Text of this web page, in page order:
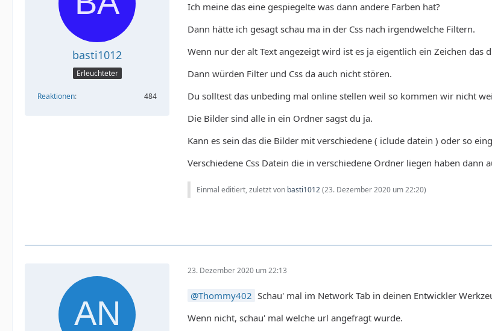
basti1012
Erleuchteter
Reaktionen 484
Ich meine das eine gespiegelte was dann andere Farben hat?
Dann hätte ich gesagt schau ma in der Css nach irgendwelche Filtern.
Wenn nur der alt Text angezeigt wird ist es ja eigentlich ein Zeichen das
Dann würden Filter und Css da auch nicht stören.
Du solltest das unbeding mal online stellen weil so kommen wir nicht
Die Bilder sind alle in ein Ordner sagst du ja.
Kann es sein das die Bilder mit verschiedene ( iclude datein ) oder so
Verschiedene Css Datein die in verschiedene Ordner liegen haben
Einmal editiert, zuletzt von basti1012(23. Dezember 2020 um 22:20)
23. Dezember 2020 um 22:13
Thommy402 Schau' mal im Network Tab in deinen Entwickler
Wenn nicht, schau' mal welche url angefragt wurde.